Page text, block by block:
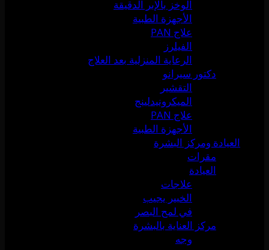
الوخز بالإبر الدقيقة
الأجهزة الطبية
علاج PAN
الفيلرز
الرعاية المنزلية بعد العلاج
دكتور سيرانو
التقشير
الميكرونيدلينج
علاج PAN
الأجهزة الطبية
العيادة ومركز البشرة
مقرات
العيادة
علاجات
الخبير يجيب
في لمح البصر
مركز العناية بالبشرة
وجه